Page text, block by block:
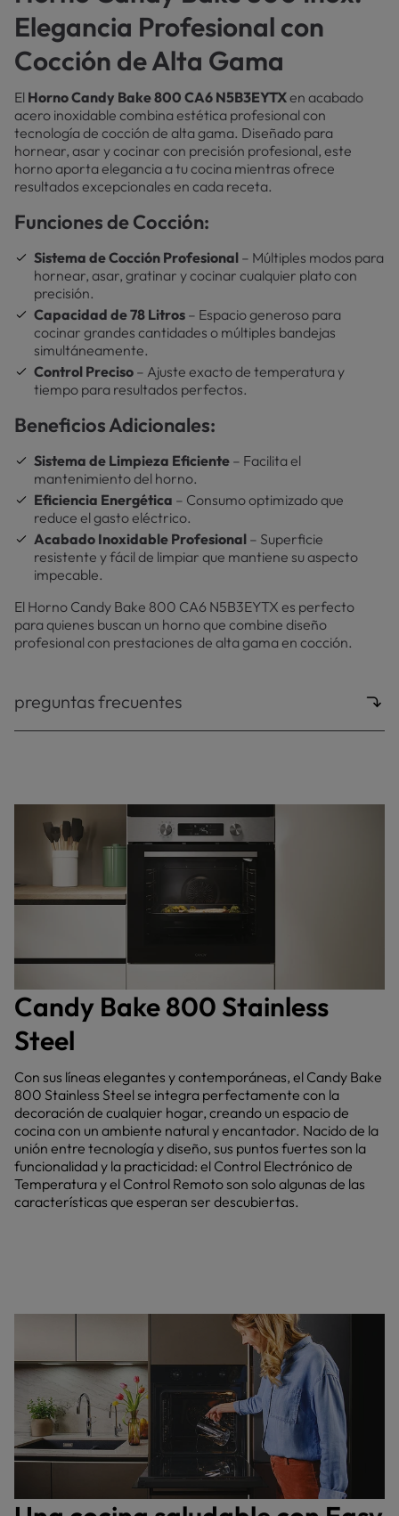
Elegancia Profesional con
Cocción de Alta Gama
El Horno Candy Bake 800 CA6 N5B3EYTXen acabado
acero inoxidable combina estética profesional con
tecnología de cocción de alta gama. Diseñado para
hornear, asar y cocinar con precisión profesional, este
horno aporta elegancia a tu cocina mientras ofrece
resultados excepcionales en cada receta.
Funciones de Cocción:
Sistema de Cocción Profesional – Múltiples modos para
hornear, asar, gratinar y cocinar cualquier plato con
precisión.
Capacidad de 78 Litros – Espacio generoso para
cocinar grandes cantidades o múltiples bandejas
simultáneamente.
Control Preciso – Ajuste exacto de temperatura y
tiempo para resultados perfectos.
Beneficios Adicionales:
Sistema de Limpieza Eficiente – Facilita el
mantenimiento del horno.
Eficiencia Energética – Consumo optimizado que
reduce el gasto eléctrico.
Acabado Inoxidable Profesional – Superficie
resistente y fácil de limpiar que mantiene su aspecto
impecable.
El Horno Candy Bake 800 CA6 N5B3EYTX es perfecto
para quienes buscan un horno que combine diseño
profesional con prestaciones de alta gama en cocción.
preguntas frecuentes
Candy Bake 800 Stainless
Steel
Con sus líneas elegantes y contemporáneas, el Candy Bake
800 Stainless Steel se integra perfectamente con la
decoración de cualquier hogar, creando un espacio de
cocina con un ambiente natural y encantador. Nacido de la
unión entre tecnología y diseño, sus puntos fuertes son la
funcionalidad y la practicidad: el Control Electrónico de
Temperatura y el Control Remoto son solo algunas de las
características que esperan ser descubiertas.